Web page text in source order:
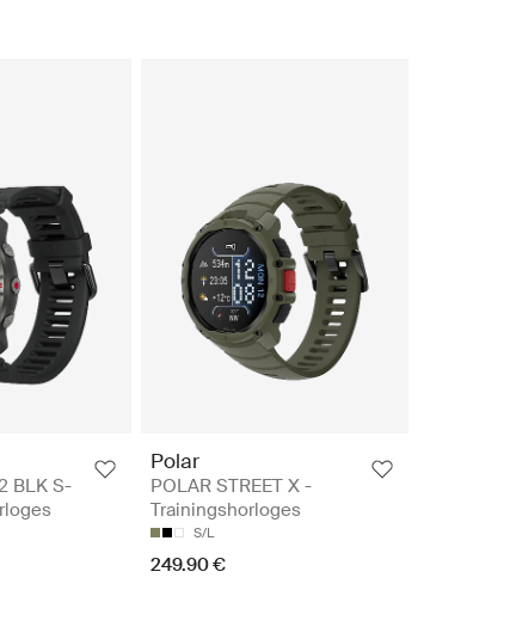
BLK S-
Polar
POLAR STREET X -
Trainingshorloges
S/L
249.90 €